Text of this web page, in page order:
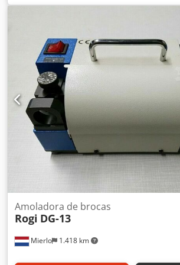
Mierlo 1.418 km
Amoladora de brocas
Rogi DG-13